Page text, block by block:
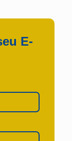
E-